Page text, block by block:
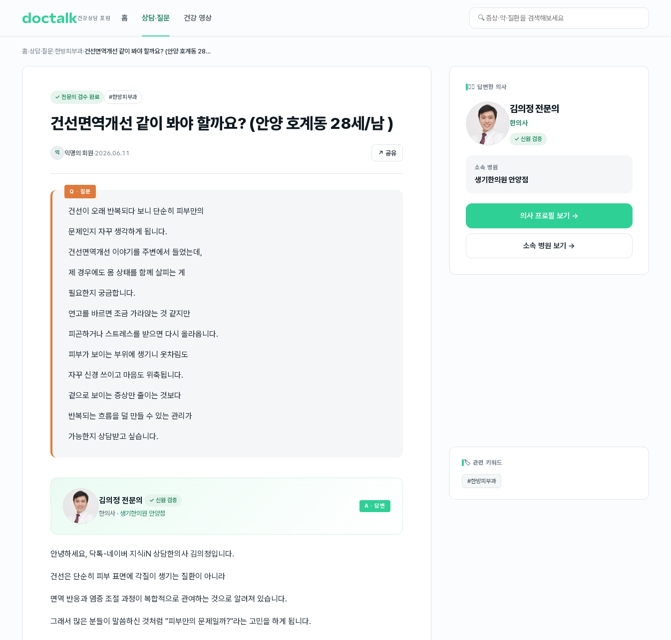
건강상담 포럼 홈 상담·질문 건강 영상 🔍
홈›상담·질문›한방피부과›건선면역개선 같이 봐야 할까요? (안양 호계동 28…
✓ 전문의 검수 완료 #한방피부과
건선면역개선 같이 봐야 할까요? (안양 호계동 28세/남 )
익 익명의 회원·2026.06.11 ↗ 공유
Q · 질문
건선이 오래 반복되다 보니 단순히 피부만의
문제인지 자꾸 생각하게 됩니다.
건선면역개선 이야기를 주변에서 들었는데,
제 경우에도 몸 상태를 함께 살피는 게
필요한지 궁금합니다.
연고를 바르면 조금 가라앉는 것 같지만
피곤하거나 스트레스를 받으면 다시 올라옵니다.
피부가 보이는 부위에 생기니 옷차림도
자꾸 신경 쓰이고 마음도 위축됩니다.
겉으로 보이는 증상만 줄이는 것보다
반복되는 흐름을 덜 만들 수 있는 관리가
가능한지 상담받고 싶습니다.
김의정 전문의 ✓ 신원 검증
한의사 · 생기한의원 안양점
A · 답변
안녕하세요, 닥톡-네이버 지식iN 상담한의사 김의정입니다.
건선은 단순히 피부 표면에 각질이 생기는 질환이 아니라
면역 반응과 염증 조절 과정이 복합적으로 관여하는 것으로 알려져 있습니다.
그래서 많은 분들이 말씀하신 것처럼 "피부만의 문제일까?"라는 고민을 하게 됩니다.
👩‍⚕️ 답변한 의사
김의정전문의
한의사
✓ 신원 검증
소속 병원
생기한의원 안양점
의사 프로필 보기 →
소속 병원 보기 →
🏷 관련 키워드
#한방피부과